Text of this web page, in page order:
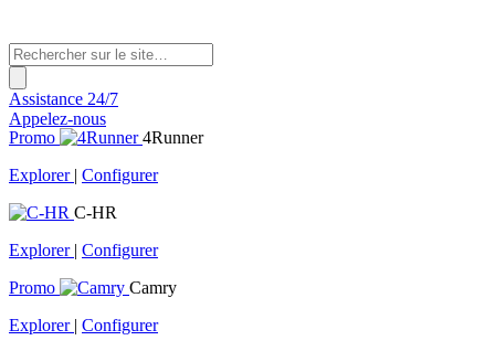
Assistance 24/7
Appelez-nous
Promo
4Runner
Explorer | Configurer
C-HR
Explorer | Configurer
Promo
Camry
Explorer | Configurer